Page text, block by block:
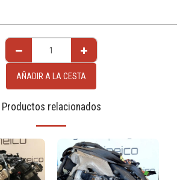
AÑADIR A LA CESTA
Productos relacionados